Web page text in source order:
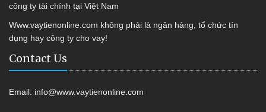
công ty tài chính tại Việt Nam
Www.vaytienonline.com không phải là ngân hàng, tổ chức tín
dụng hay công ty cho vay!
Contact Us
Email: info@www.vaytienonline.com